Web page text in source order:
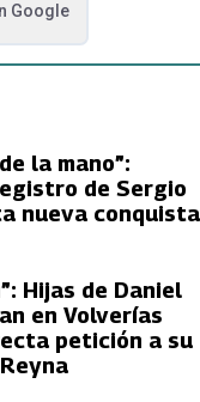
Google
la mano”:
de Sergio
nueva conquista
Hijas de Daniel
en Volverías
petición a su